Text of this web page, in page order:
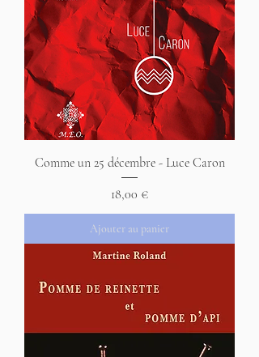
Comme un 25 décembre - Luce Caron
Prix
18,00 €
Ajouter au panier